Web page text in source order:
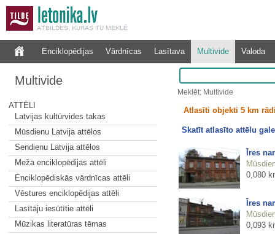
Enciklopēdijas Vārdnīcas Lasītava Multivide Valoda
Multivide
ATTĒLI
Latvijas kultūrvides takas
Mūsdienu Latvija attēlos
Sendienu Latvija attēlos
Meža enciklopēdijas attēli
Enciklopēdiskās vārdnīcas attēli
Vēstures enciklopēdijas attēli
Lasītāju iesūtītie attēli
Mūzikas literatūras tēmas
Meklēt: Multivide
Atlasīti objekti 5 km
Skatīt atlasīto attēlu
Īres
0,080
Īres
0,093